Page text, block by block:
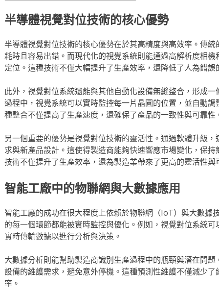
半導體視覺對位技術的核心優勢
半導體視覺對位技術的核心優勢在於其高精度與高效率。傳
耗時且容易出錯。而現代化的視覺系統則能通過高解析度相
定位。這種技術不僅大幅提升了生產效率，還降低了人為錯誤
此外，視覺對位系統還能與其他自動化設備無縫整合，形成
過程中，視覺系統可以實時監控每一片晶圓的位置，並自動
種整合不僅提高了生產速度，還確保了產品的一致性與可靠性
另一個重要的優勢是視覺對位技術的靈活性。通過軟體升級
求與新產品設計。這使得製造商能夠快速響應市場變化，保
技術不僅提升了生產效率，還為製造業帶來了更高的靈活性與
智能工廠中的物聯網與大數據應用
智能工廠的成功在很大程度上依賴於物聯網（IoT）與大數據
的每一個環節都能被實時監控與優化。例如，視覺對位系統
實時傳輸數據以進行分析與決策。
大數據分析則能幫助製造商識別生產過程中的瓶頸與潛在問
設備的維護需求，避免意外停機。這種預測性維護不僅減少
率。